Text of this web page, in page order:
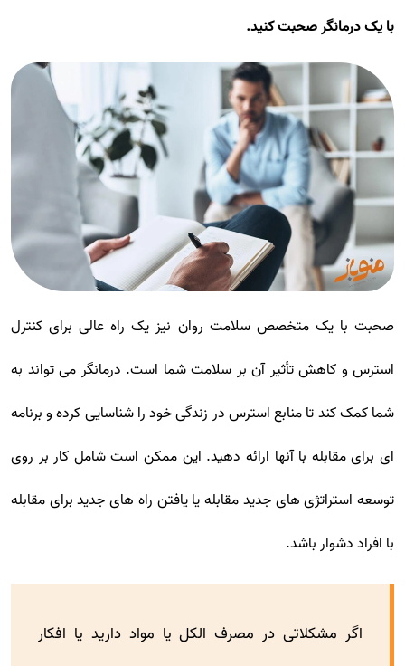
با یک درمانگر صحبت کنید.
صحبت با یک متخصص سلامت روان نیز یک راه عالی برای کنترل
استرس و کاهش تأثیر آن بر سلامت شما است. درمانگر می تواند به
شما کمک کند تا منابع استرس در زندگی خود را شناسایی کرده و برنامه
ای برای مقابله با آنها ارائه دهید. این ممکن است شامل کار بر روی
توسعه استراتژی های جدید مقابله یا یافتن راه های جدید برای مقابله
با افراد دشوار باشد.
اگر مشکلاتی در مصرف الکل یا مواد دارید یا افکار